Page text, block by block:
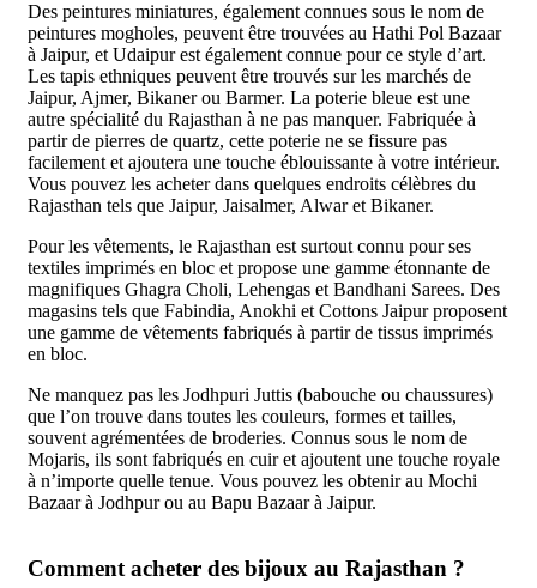
Des peintures miniatures, également connues sous le nom de
peintures mogholes, peuvent être trouvées au Hathi Pol Bazaar
à Jaipur, et Udaipur est également connue pour ce style d’art.
Les tapis ethniques peuvent être trouvés sur les marchés de
Jaipur, Ajmer, Bikaner ou Barmer. La poterie bleue est une
autre spécialité du Rajasthan à ne pas manquer. Fabriquée à
partir de pierres de quartz, cette poterie ne se fissure pas
facilement et ajoutera une touche éblouissante à votre intérieur.
Vous pouvez les acheter dans quelques endroits célèbres du
Rajasthan tels que Jaipur, Jaisalmer, Alwar et Bikaner.
Pour les vêtements, le Rajasthan est surtout connu pour ses
textiles imprimés en bloc et propose une gamme étonnante de
magnifiques Ghagra Choli, Lehengas et Bandhani Sarees. Des
magasins tels que Fabindia, Anokhi et Cottons Jaipur proposent
une gamme de vêtements fabriqués à partir de tissus imprimés
en bloc.
Ne manquez pas les Jodhpuri Juttis (babouche ou chaussures)
que l’on trouve dans toutes les couleurs, formes et tailles,
souvent agrémentées de broderies. Connus sous le nom de
Mojaris, ils sont fabriqués en cuir et ajoutent une touche royale
à n’importe quelle tenue. Vous pouvez les obtenir au Mochi
Bazaar à Jodhpur ou au Bapu Bazaar à Jaipur.
Comment acheter des bijoux au Rajasthan ?